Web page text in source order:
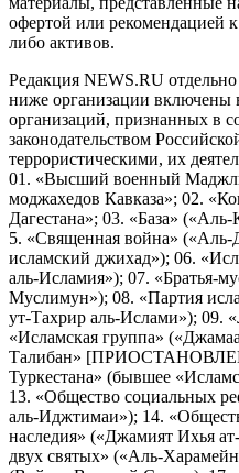
офертой или рекомендацией
либо активов.
Редакция NEWS.RU
ниже организации включены
организаций, признанных в
законодательством
террористическими, их
01. «Высший военный
моджахедов Кавказа»; 02.
Дагестана»; 03. «База»
5. «Священная война»
исламский джихад»); 06.
аль-Исламия»); 07. «Братья-
Муслимун»); 08. «Партия
ут-Тахрир аль-Ислами»); 09.
«Исламская группа»
Талибан»
Туркестана» (бывшее
13. «Общество социальных
аль-Иджтимаи»); 14.
наследия» («Джамият Ихья
двух святых» («Аль-